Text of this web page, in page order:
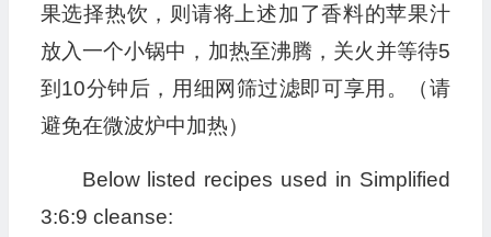
果选择热饮，则请将上述加了香料的苹果汁
放入一个小锅中，加热至沸腾，关火并等待5
到10分钟后，用细网筛过滤即可享用。（请
避免在微波炉中加热）
Below listed recipes used in Simplified
3:6:9 cleanse: